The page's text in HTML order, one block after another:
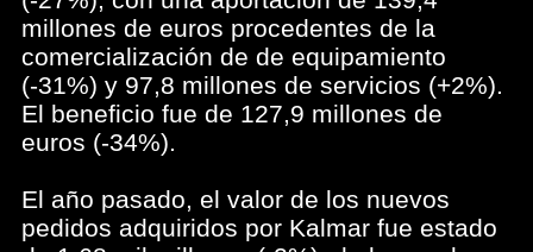
millones de euros procedentes de la
comercialización de de equipamiento
(-31%) y 97,8 millones de servicios (+2%).
El beneficio fue de 127,9 millones de
euros (-34%).
El año pasado, el valor de los nuevos
pedidos adquiridos por Kalmar fue estado